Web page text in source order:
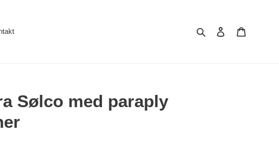
Søg Log ind
Sølco med paraply